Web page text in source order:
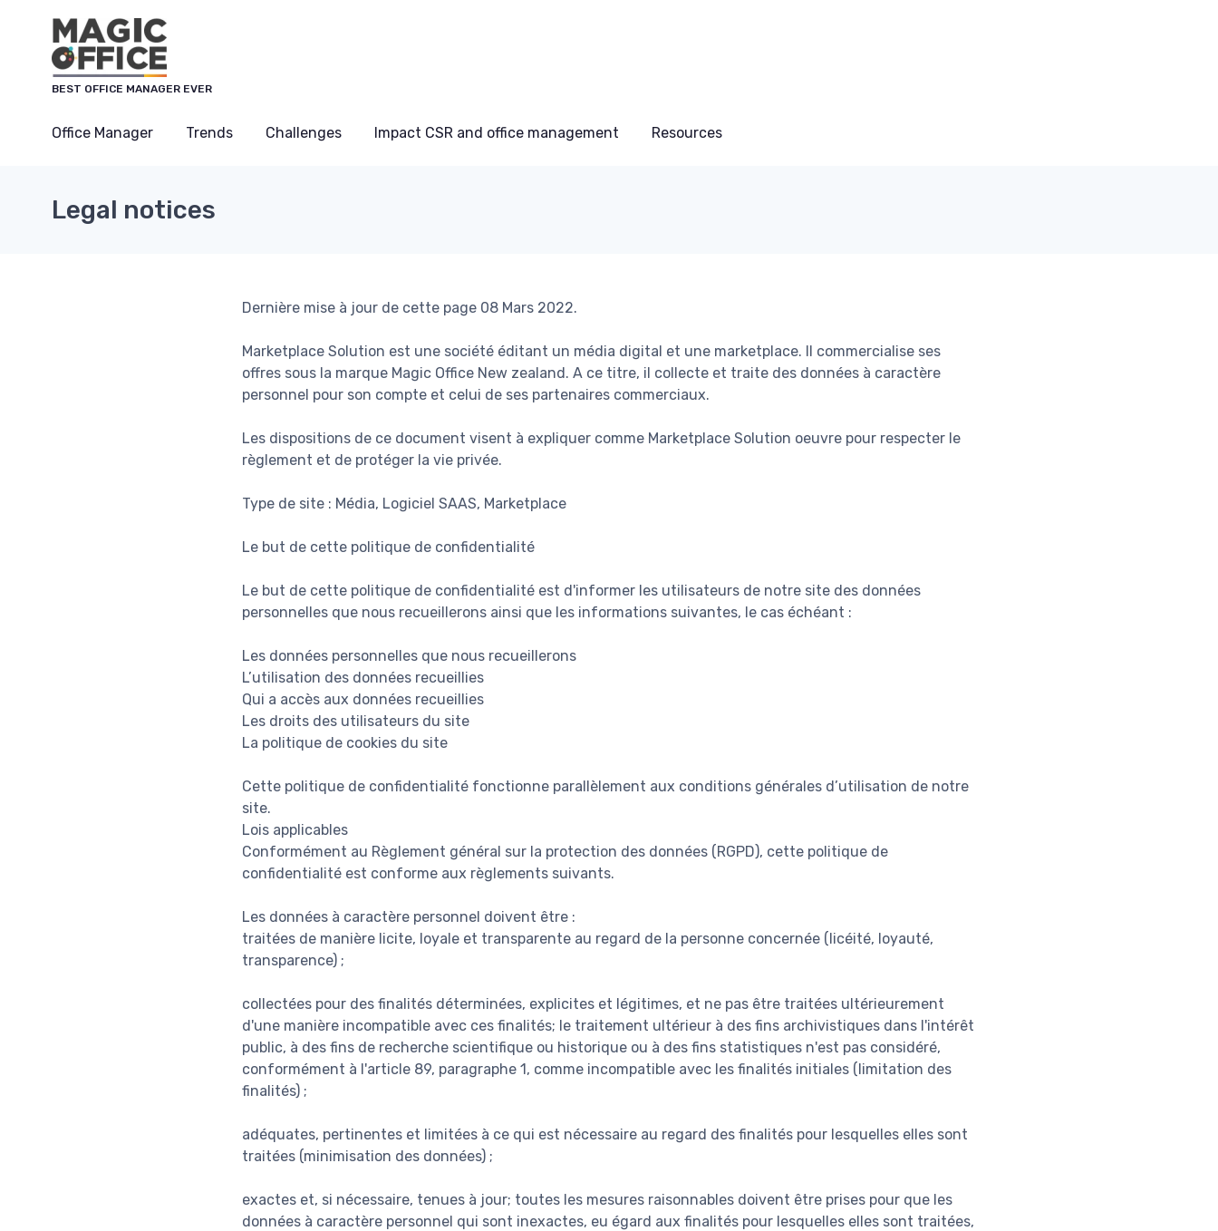
BEST OFFICE MANAGER EVER
Office Manager Trends Challenges Impact CSR and office management Resources
Legal notices
Dernière mise à jour de cette page 08 Mars 2022.
Marketplace Solution est une société éditant un média digital et une marketplace. Il commercialise ses
offres sous la marque Magic Office New zealand. A ce titre, il collecte et traite des données à caractère
personnel pour son compte et celui de ses partenaires commerciaux.
Les dispositions de ce document visent à expliquer comme Marketplace Solution oeuvre pour respecter le
règlement et de protéger la vie privée.
Type de site : Média, Logiciel SAAS, Marketplace
Le but de cette politique de confidentialité
Le but de cette politique de confidentialité est d'informer les utilisateurs de notre site des données
personnelles que nous recueillerons ainsi que les informations suivantes, le cas échéant :
Les données personnelles que nous recueillerons
L’utilisation des données recueillies
Qui a accès aux données recueillies
Les droits des utilisateurs du site
La politique de cookies du site
Cette politique de confidentialité fonctionne parallèlement aux conditions générales d’utilisation de notre
site.
Lois applicables
Conformément au Règlement général sur la protection des données (RGPD), cette politique de
confidentialité est conforme aux règlements suivants.
Les données à caractère personnel doivent être :
traitées de manière licite, loyale et transparente au regard de la personne concernée (licéité, loyauté,
transparence) ;
collectées pour des finalités déterminées, explicites et légitimes, et ne pas être traitées ultérieurement
d'une manière incompatible avec ces finalités; le traitement ultérieur à des fins archivistiques dans l'intérêt
public, à des fins de recherche scientifique ou historique ou à des fins statistiques n'est pas considéré,
conformément à l'article 89, paragraphe 1, comme incompatible avec les finalités initiales (limitation des
finalités) ;
adéquates, pertinentes et limitées à ce qui est nécessaire au regard des finalités pour lesquelles elles sont
traitées (minimisation des données) ;
exactes et, si nécessaire, tenues à jour; toutes les mesures raisonnables doivent être prises pour que les
données à caractère personnel qui sont inexactes, eu égard aux finalités pour lesquelles elles sont traitées,